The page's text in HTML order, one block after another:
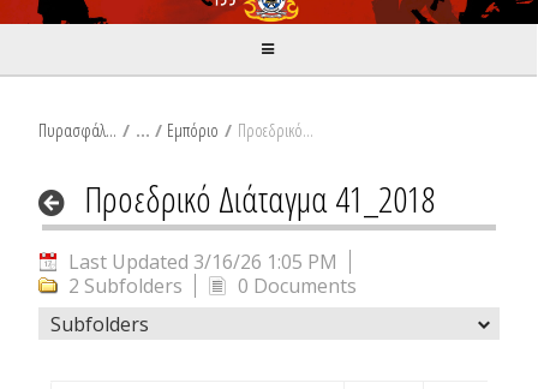
Πυρασφάλεια / Εμπόριο / Προεδρικό Διάταγμα 41_2018
Προεδρικό Διάταγμα 41_2018
Last Updated 3/16/26 1:05 PM
2 Subfolders
0 Documents
Subfolders